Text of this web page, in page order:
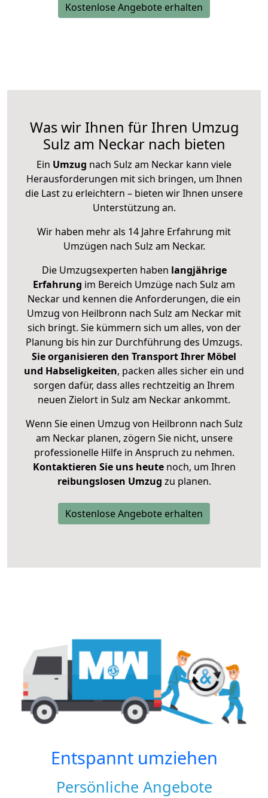
Kostenlose Angebote erhalten
Was wir Ihnen für Ihren Umzug
Sulz am Neckar nach bieten
Ein Umzug nach Sulz am Neckar kann viele
Herausforderungen mit sich bringen, um Ihnen
die Last zu erleichtern – bieten wir Ihnen unsere
Unterstützung an.
Wir haben mehr als 14 Jahre Erfahrung mit
Umzügen nach Sulz am Neckar.
Die Umzugsexperten haben langjährige
Erfahrung im Bereich Umzüge nach Sulz am
Neckar und kennen die Anforderungen, die ein
Umzug von Heilbronn nach Sulz am Neckar mit
sich bringt. Sie kümmern sich um alles, von der
Planung bis hin zur Durchführung des Umzugs.
Sie organisieren den Transport Ihrer Möbel
und Habseligkeiten, packen alles sicher ein und
sorgen dafür, dass alles rechtzeitig an Ihrem
neuen Zielort in Sulz am Neckar ankommt.
Wenn Sie einen Umzug von Heilbronn nach Sulz
am Neckar planen, zögern Sie nicht, unsere
professionelle Hilfe in Anspruch zu nehmen.
Kontaktieren Sie uns heutenoch, um Ihren
reibungslosen Umzug zu planen.
Kostenlose Angebote erhalten
Entspannt umziehen
Persönliche Angebote